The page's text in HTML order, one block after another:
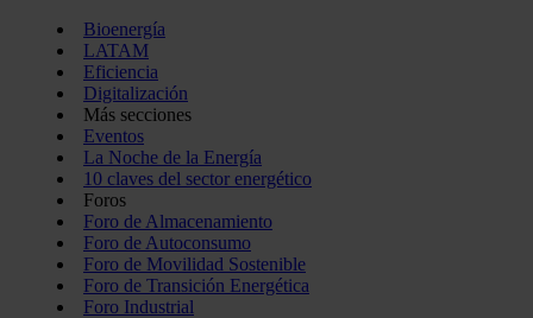
Bioenergía
LATAM
Eficiencia
Digitalización
Más secciones
Eventos
La Noche de la Energía
10 claves del sector energético
Foros
Foro de Almacenamiento
Foro de Autoconsumo
Foro de Movilidad Sostenible
Foro de Transición Energética
Foro Industrial